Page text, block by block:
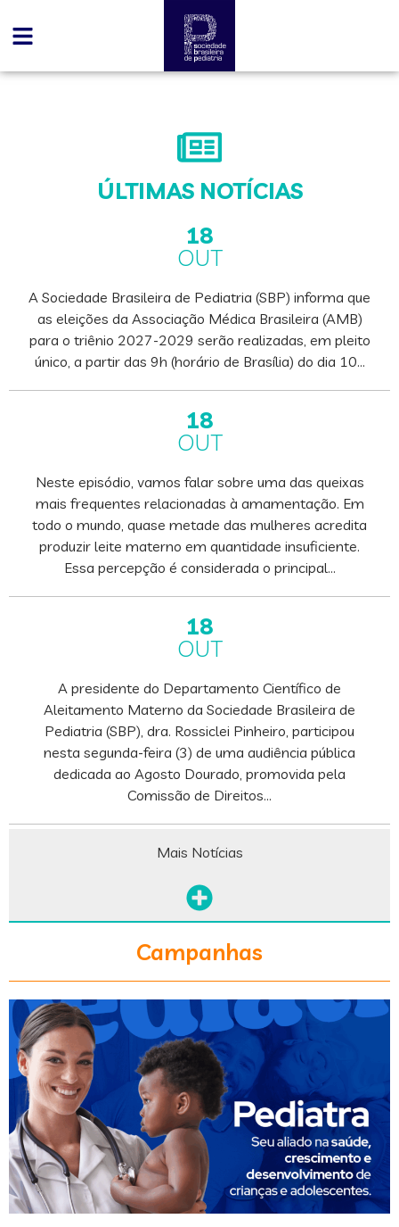
ÚLTIMAS NOTÍCIAS
18
OUT
A Sociedade Brasileira de Pediatria (SBP) informa que
as eleições da Associação Médica Brasileira (AMB)
para o triênio 2027-2029 serão realizadas, em pleito
único, a partir das 9h (horário de Brasília) do dia 10…
18
OUT
Neste episódio, vamos falar sobre uma das queixas
mais frequentes relacionadas à amamentação. Em
todo o mundo, quase metade das mulheres acredita
produzir leite materno em quantidade insuficiente.
Essa percepção é considerada o principal…
18
OUT
A presidente do Departamento Científico de
Aleitamento Materno da Sociedade Brasileira de
Pediatria (SBP), dra. Rossiclei Pinheiro, participou
nesta segunda-feira (3) de uma audiência pública
dedicada ao Agosto Dourado, promovida pela
Comissão de Direitos…
Mais Notícias
Campanhas